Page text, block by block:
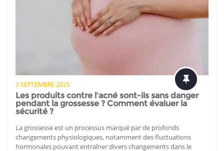
3 SEPTEMBRE 2025
Les produits contre l'acné sont-ils sans danger
pendant la grossesse ? Comment évaluer la
sécurité ?
La grossesse est un processus marqué par de profonds
changements physiologiques, notamment des fluctuations
hormonales pouvant entraîner divers changements dans le